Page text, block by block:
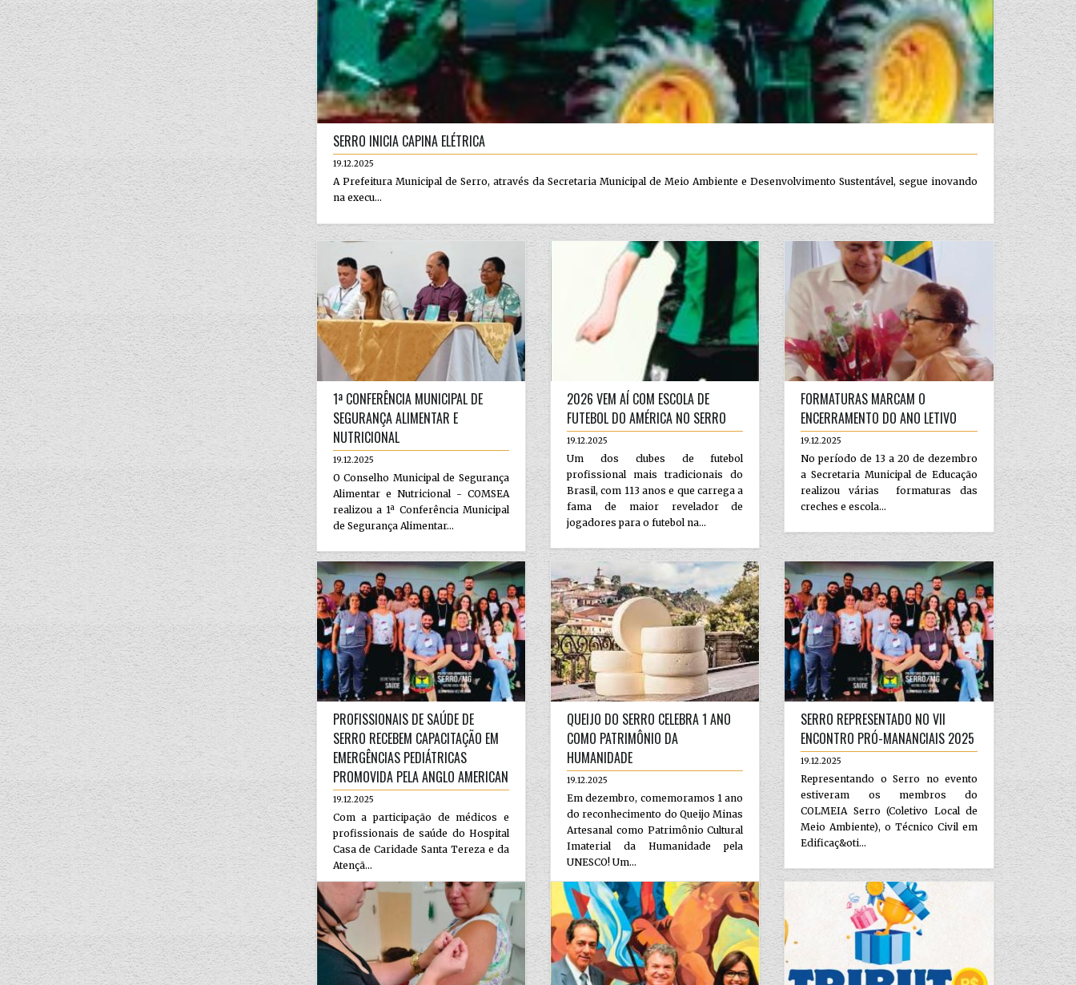
SERRO INICIA CAPINA ELÉTRICA
19.12.2025
A Prefeitura Municipal de Serro, através da Secretaria Municipal de Meio Ambiente e Desenvolvimento Sustentável, segue inovando
na execu...
1ª CONFERÊNCIA MUNICIPAL DE
SEGURANÇA ALIMENTAR E
NUTRICIONAL
19.12.2025
O Conselho Municipal de Segurança
Alimentar e Nutricional - COMSEA
realizou a 1ª Conferência Municipal
de Segurança Alimentar...
2026 VEM AÍ COM ESCOLA DE
FUTEBOL DO AMÉRICA NO SERRO
19.12.2025
Um dos clubes de futebol
profissional mais tradicionais do
Brasil, com 113 anos e que carrega a
fama de maior revelador de
jogadores para o futebol na...
FORMATURAS MARCAM O
ENCERRAMENTO DO ANO LETIVO
19.12.2025
No período de 13 a 20 de dezembro
a Secretaria Municipal de Educação
realizou várias formaturas das
creches e escola...
PROFISSIONAIS DE SAÚDE DE
SERRO RECEBEM CAPACITAÇÃO EM
EMERGÊNCIAS PEDIÁTRICAS
PROMOVIDA PELA ANGLO AMERICAN
19.12.2025
Com a participação de médicos e
profissionais de saúde do Hospital
Casa de Caridade Santa Tereza e da
Atençã...
QUEIJO DO SERRO CELEBRA 1 ANO
COMO PATRIMÔNIO DA
HUMANIDADE
19.12.2025
Em dezembro, comemoramos 1 ano
do reconhecimento do Queijo Minas
Artesanal como Patrimônio Cultural
Imaterial da Humanidade pela
UNESCO! Um...
SERRO REPRESENTADO NO VII
ENCONTRO PRÓ-MANANCIAIS 2025
19.12.2025
Representando o Serro no evento
estiveram os membros do
COLMEIA Serro (Coletivo Local de
Meio Ambiente), o Técnico Civil em
Edificaç&oti...